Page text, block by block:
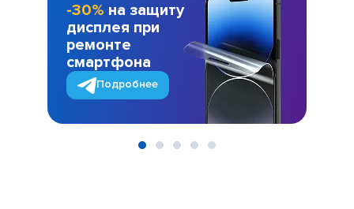
-30% на защиту
дисплея при
ремонте
смартфона
Подробнее